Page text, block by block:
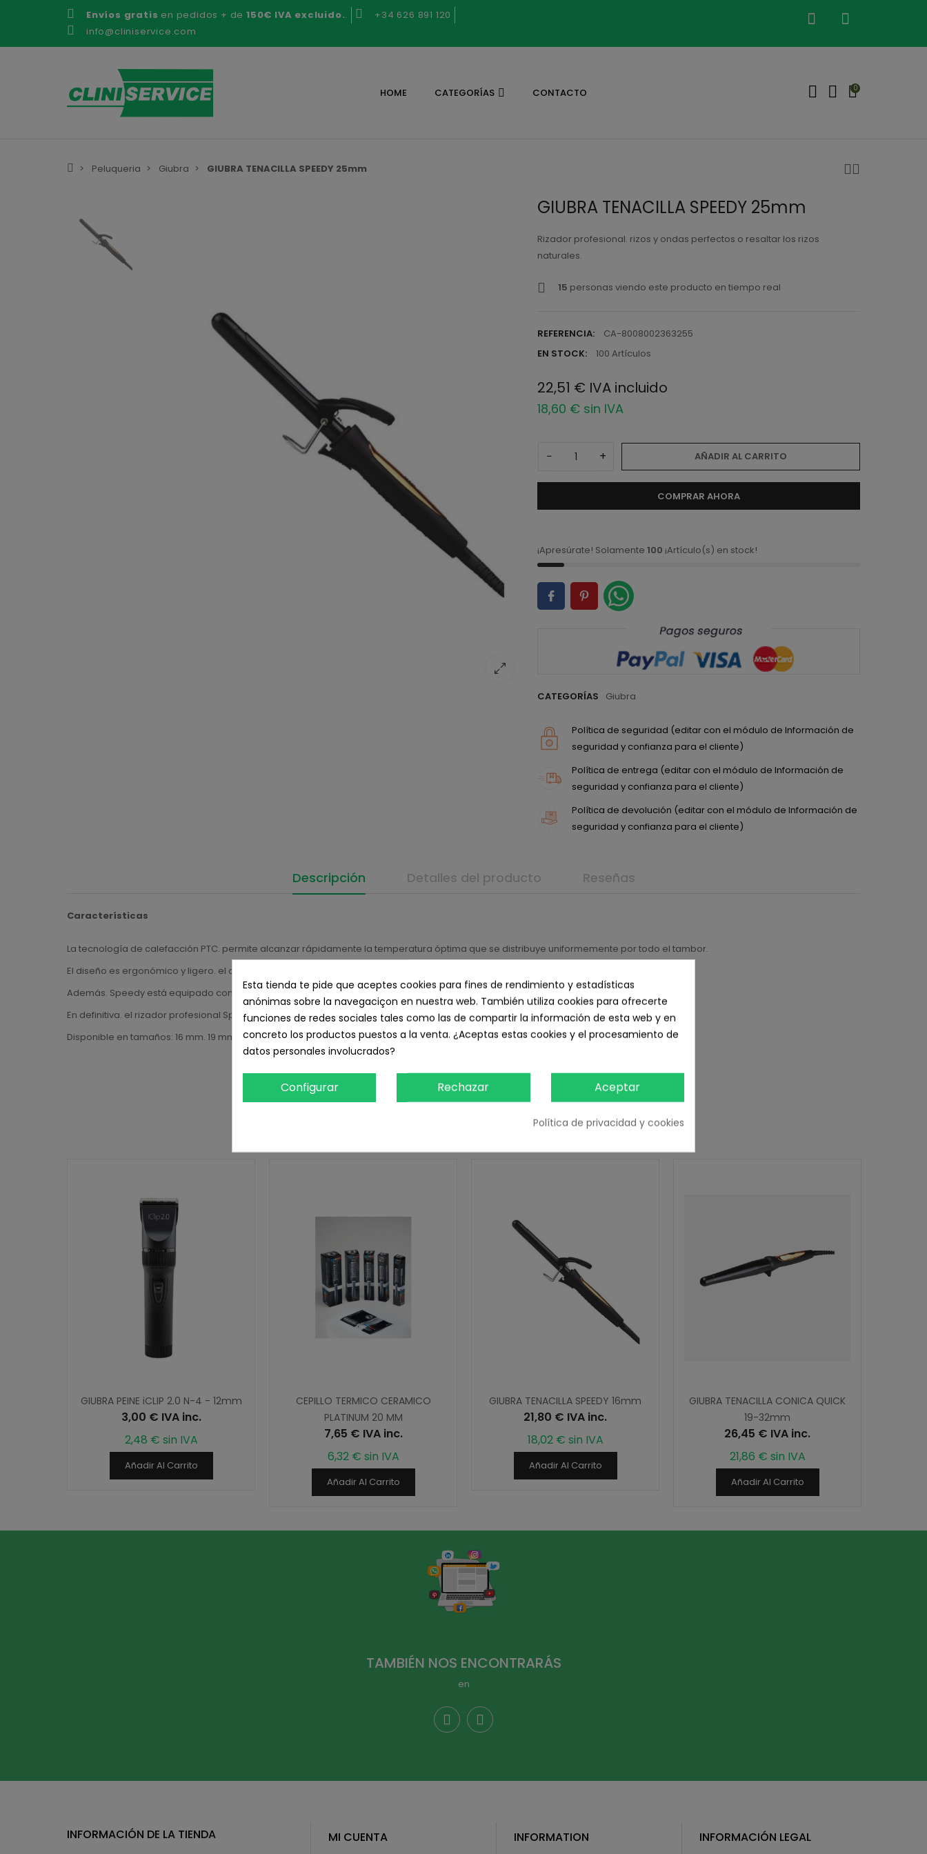
Envíos gratis en pedidos + de150€ IVA excluido..
+34 626 891 120
info@cliniservice.com
HOME CATEGORÍAS CONTACTO 0
Peluqueria Giubra GIUBRA TENACILLA SPEEDY 25mm
GIUBRA TENACILLA SPEEDY 25mm
Rizador profesional. rizos y ondas perfectos o resaltar los rizos
naturales.
15 personas viendo este producto en tiempo real
REFERENCIA:
CA-8008002363255
EN STOCK:
100 Artículos
22,51 € IVA incluido
18,60 € sin IVA
− + AÑADIR AL CARRITO
COMPRAR AHORA
¡Apresúrate! Solamente100 ¡Artículo(s) en stock!
CATEGORÍAS Giubra
Política de seguridad (editar con el módulo de Información de
seguridad y confianza para el cliente)
Política de entrega (editar con el módulo de Información de
seguridad y confianza para el cliente)
Política de devolución (editar con el módulo de Información de
seguridad y confianza para el cliente)
Descripción Detalles del producto Reseñas
Características
La tecnología de calefacción PTC. permite alcanzar rápidamente la temperatura óptima que se distribuye uniformemente por todo el tambor.
El diseño es ergonómico y ligero. el cable giratorio de 360&deg. lo hace muy práctico
Además. Speedy está equipado con un soporte integrado que te permitirá colocarlo cómodamente entre un procesamiento y otro.
En definitiva. el rizador profesional Speedy es la solución ideal para quienes desean rizos perfectos y definidos.
Disponible en tamaños: 16 mm. 19 mm. 25 y 32 mm
16 PRODUCTOS EN LA MISMA CATEGORÍA
GIUBRA PEINE iCLIP 2.0 N-4 - 12mm
3,00 € IVA inc.
2,48 € sin IVA
Añadir Al Carrito
CEPILLO TERMICO CERAMICO
PLATINUM 20 MM
7,65 € IVA inc.
6,32 € sin IVA
Añadir Al Carrito
GIUBRA TENACILLA SPEEDY 16mm
21,80 € IVA inc.
18,02 € sin IVA
Añadir Al Carrito
GIUBRA TENACILLA CONICA QUICK
19-32mm
26,45 € IVA inc.
21,86 € sin IVA
Añadir Al Carrito
TAMBIÉN NOS ENCONTRARÁS
en
INFORMACIÓN DE LA TIENDA MI CUENTA INFORMATION INFORMACIÓN LEGAL
Esta tienda te pide que aceptes cookies para fines de rendimiento y estadísticas
anónimas sobre la navegaciçon en nuestra web. También utiliza cookies para ofrecerte
funciones de redes sociales tales como las de compartir la información de esta web y en
concreto los productos puestos a la venta. ¿Aceptas estas cookies y el procesamiento de
datos personales involucrados?
Configurar Rechazar Aceptar
Política de privacidad y cookies